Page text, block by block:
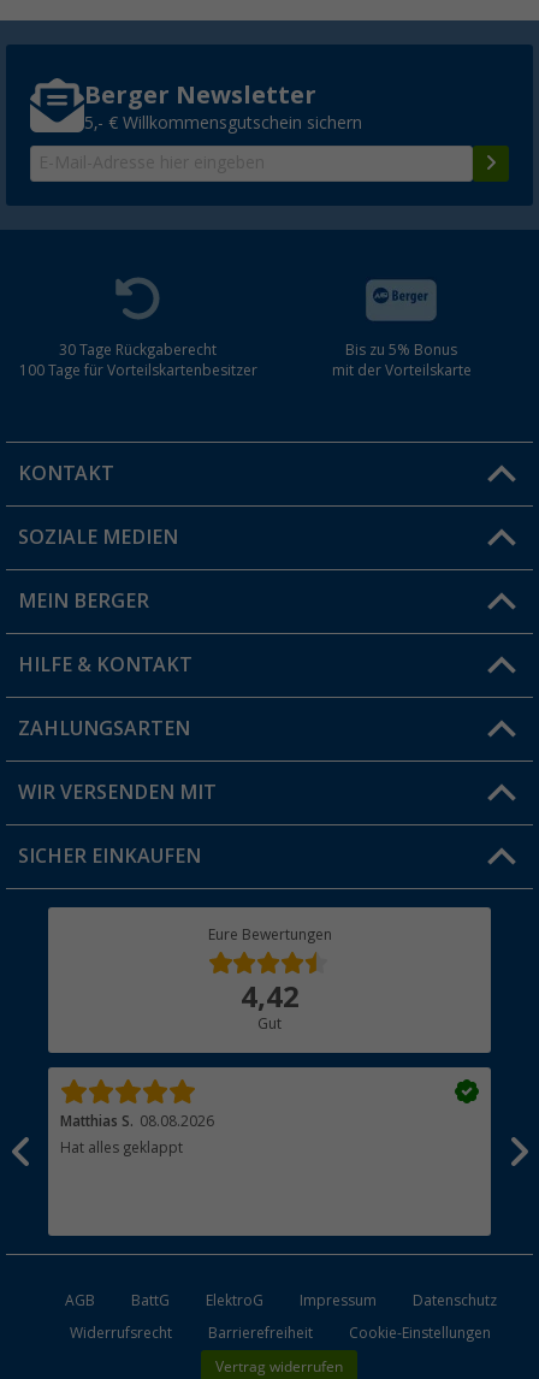
Berger Newsletter
5,- € Willkommensgutschein sichern
30 Tage Rückgaberecht
100 Tage für Vorteilskartenbesitzer
Bis zu 5% Bonus
mit der Vorteilskarte
KONTAKT
Du hast eine Frage?
Filiale finden
SOZIALE MEDIEN
MEIN BERGER
Vorteilskarte
Blog
Jobs & Karriere
HILFE & KONTAKT
FAQ & Kontakt
Versandinformationen
Rücksendung
ZAHLUNGSARTEN
WIR VERSENDEN MIT
SICHER EINKAUFEN
Eure Bewertungen
4,42
Gut
Matthias S. 08.08.2026
Hat alles geklappt
AGB BattG ElektroG Impressum
Datenschutz
Widerrufsrecht
Barrierefreiheit Cookie-Einstellungen
Vertrag widerrufen